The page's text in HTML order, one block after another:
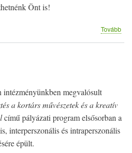
Önt is!
Tovább
megvalósult
a kortárs művészetek és a kreatív
című pályázati program elsősorban a
interperszonális és intraperszonális
épült.